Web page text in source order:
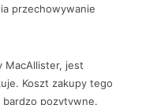
przechowywanie
MacAllister, jest
Koszt zakupy tego
bardzo pozytywne.